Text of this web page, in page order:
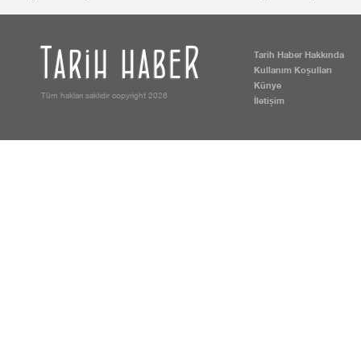
Tarih Haber Hakkında
Kullanım Koşulları
Künye
İletişim
Tüm hakları saklıdır copyright 2026